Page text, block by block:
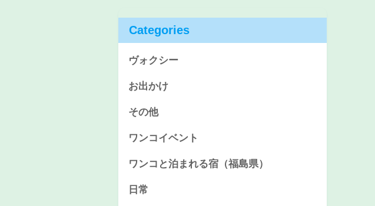
Categories
ヴォクシー
お出かけ
その他
ワンコイベント
ワンコと泊まれる宿（福島県）
日常